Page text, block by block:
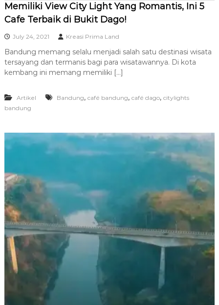
Memiliki View City Light Yang Romantis, Ini 5
Cafe Terbaik di Bukit Dago!
July 24, 2021 Kreasi Prima Land
Bandung memang selalu menjadi salah satu destinasi wisata
tersayang dan termanis bagi para wisatawannya. Di kota
kembang ini memang memiliki […]
Artikel Bandung, café bandung, café dago, citylights
bandung